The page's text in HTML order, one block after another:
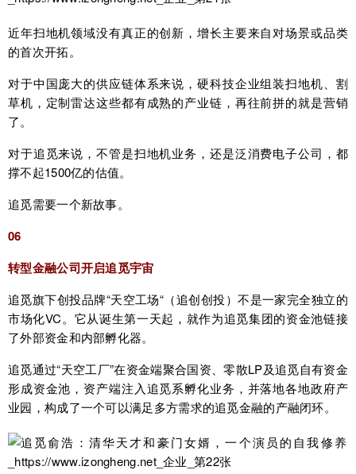
近年扫地机领域没有真正的创新，增长主要来自对场景或品类
的首次开拓。
对于中国庞大的供应链体系来说，硬科技企业组装扫地机、割
草机，定制雷达这些都有成熟的产业链，再往前拼的就是营销
了。
对于追觅来说，不管是扫地机业务，还是泛消费电子公司，都
撑不起1500亿的估值。
追觅需要一个新故事。
06
转型金融公司开启追觅宇宙
追觅旗下创投品牌“天空工场“（追创创投）不是一家完全独立的
市场化VC。它从诞生第一天起，就作为追觅集团的资金池链接
了外部资金和内部孵化器。
追觅通过“天空工厂”在资金端聚合国资、零散LP及追觅自有资金
形成资金池，资产端注入追觅系孵化业务，并落地各地政府产
业园，构成了一个可以满足多方需求的追觅金融的产融闭环。